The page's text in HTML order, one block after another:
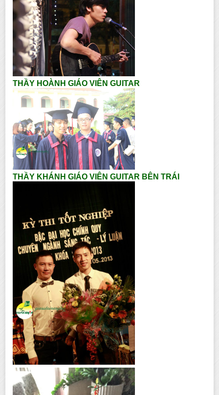
THẦY HOÀNH GIÁO VIÊN GUITAR
THẦY KHÁNH GIÁO VIÊN GUITAR BÊN TRÁI